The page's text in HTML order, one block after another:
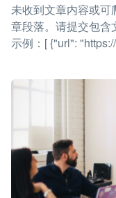
未收到文章内容或
章段落。请提交包
示例：[ {"url":